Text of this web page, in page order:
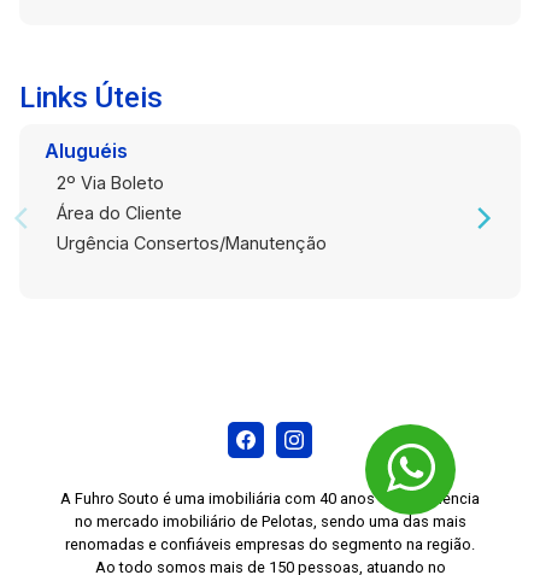
Links Úteis
Aluguéis
2º Via Boleto
Área do Cliente
Urgência Consertos/Manutenção
A Fuhro Souto é uma imobiliária com 40 anos de experiência
no mercado imobiliário de Pelotas, sendo uma das mais
renomadas e confiáveis empresas do segmento na região.
Ao todo somos mais de 150 pessoas, atuando no